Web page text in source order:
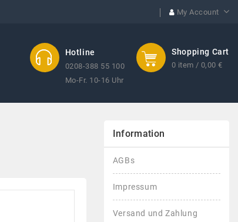
My Account
Shopping Cart
0 item / 0,00 €
Hotline
0208-388 55 100
Mo-Fr. 10-16 Uhr
Information
AGBs
Impressum
Versand und Zahlung